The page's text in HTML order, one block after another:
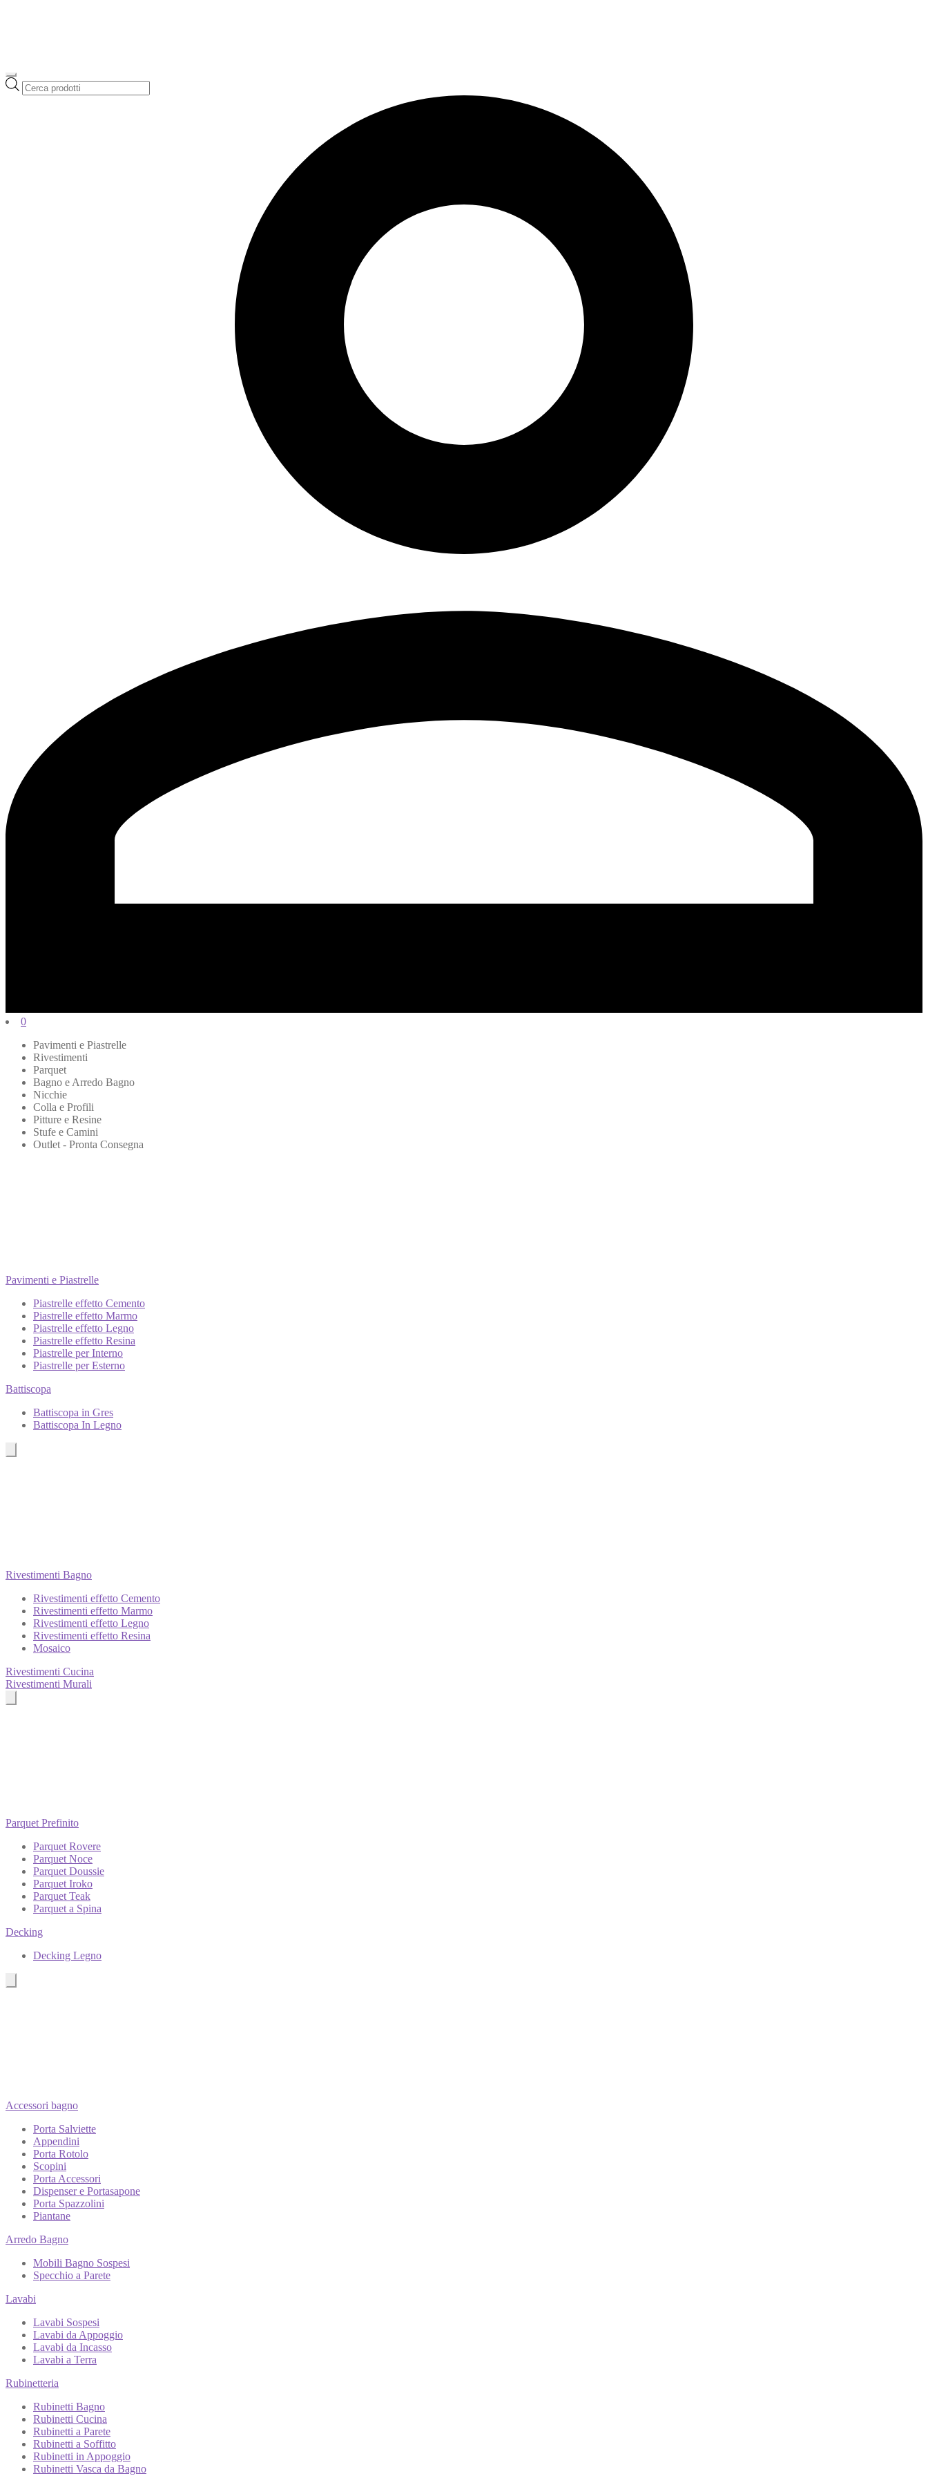
Ricerca
prodotti
0
Pavimenti e Piastrelle
Rivestimenti
Parquet
Bagno e Arredo Bagno
Nicchie
Colla e Profili
Pitture e Resine
Stufe e Camini
Outlet - Pronta Consegna
Pavimenti e Piastrelle
Piastrelle effetto Cemento
Piastrelle effetto Marmo
Piastrelle effetto Legno
Piastrelle effetto Resina
Piastrelle per Interno
Piastrelle per Esterno
Battiscopa
Battiscopa in Gres
Battiscopa In Legno
Rivestimenti Bagno
Rivestimenti effetto Cemento
Rivestimenti effetto Marmo
Rivestimenti effetto Legno
Rivestimenti effetto Resina
Mosaico
Rivestimenti Cucina
Rivestimenti Murali
Parquet Prefinito
Parquet Rovere
Parquet Noce
Parquet Doussie
Parquet Iroko
Parquet Teak
Parquet a Spina
Decking
Decking Legno
Accessori bagno
Porta Salviette
Appendini
Porta Rotolo
Scopini
Porta Accessori
Dispenser e Portasapone
Porta Spazzolini
Piantane
Arredo Bagno
Mobili Bagno Sospesi
Specchio a Parete
Lavabi
Lavabi Sospesi
Lavabi da Appoggio
Lavabi da Incasso
Lavabi a Terra
Rubinetteria
Rubinetti Bagno
Rubinetti Cucina
Rubinetti a Parete
Rubinetti a Soffitto
Rubinetti in Appoggio
Rubinetti Vasca da Bagno